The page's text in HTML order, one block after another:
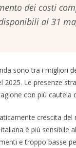
dei costi
al 31
sono tra i migliori
Le presenze
con più cautela
crescita del
è più sensibile
e troppo basse